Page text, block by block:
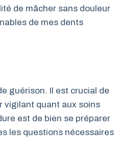
de mâcher sans douleur
de mes dents
guérison. Il est crucial de
vigilant quant aux soins
est de bien se préparer
les questions nécessaires